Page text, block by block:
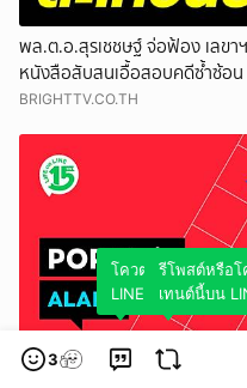
พล.ต.อ.สุรเชชษฐ์ จ่อฟ้อง เลข
หนังสือสับสนเอื้อสอบคดีซ้ำซ้อน
BRIGHTTV.CO.TH
3
โควตมุมมองของคุ
LINE TODAY
รีโพสต์หรือ
เทนต์นี้บน